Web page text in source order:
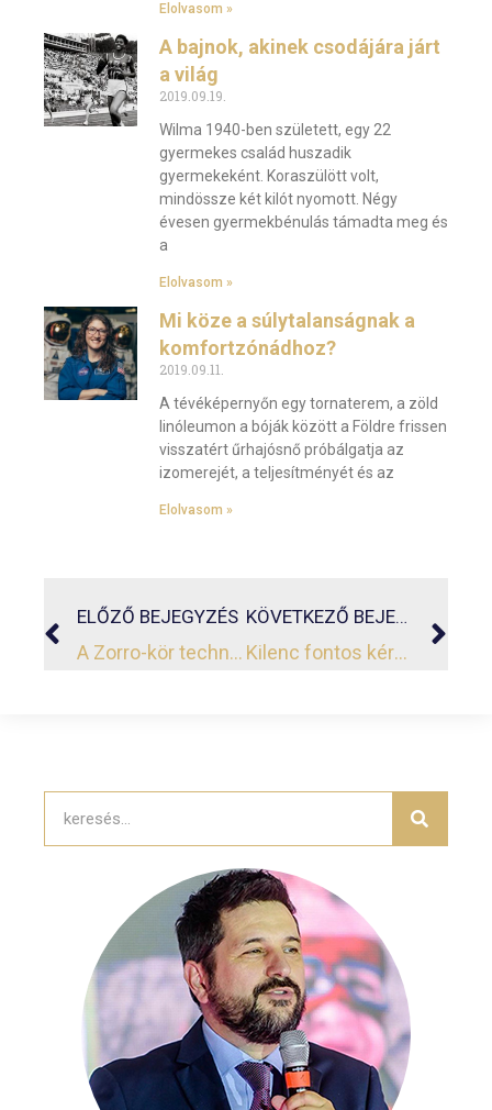
Elolvasom »
A bajnok, akinek csodájára járt
a világ
2019.09.19.
Wilma 1940-ben született, egy 22
gyermekes család huszadik
gyermekeként. Koraszülött volt,
mindössze két kilót nyomott. Négy
évesen gyermekbénulás támadta meg és
a
Elolvasom »
Mi köze a súlytalanságnak a
komfortzónádhoz?
2019.09.11.
A tévéképernyőn egy tornaterem, a zöld
linóleumon a bóják között a Földre frissen
visszatért űrhajósnő próbálgatja az
izomerejét, a teljesítményét és az
Elolvasom »
ELŐZŐ BEJEGYZÉS
A Zorro-kör technika
KÖVETKEZŐ BEJEGYZÉS
Kilenc fontos kérdés, ha döntened kell